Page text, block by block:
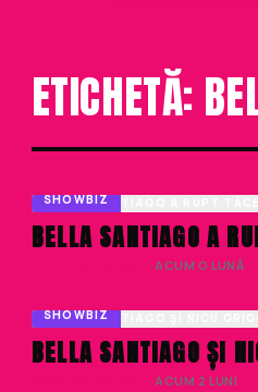
ETICHETĂ:
SHOWBIZ
BELLA SANTIAGO A
· ACUM O LUNĂ
SHOWBIZ
BELLA SANTIAGO ȘI
· ACUM 2 LUNI